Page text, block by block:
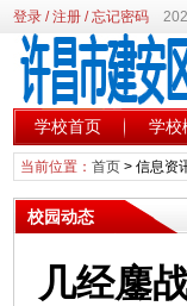
登录/注册/忘记密码
学校首页 学校
当前位置： 首页> 信息资
校园动态
几经鏖